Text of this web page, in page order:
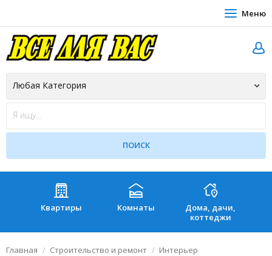
Меню
Квартиры Комнаты
Дома, дачи,
коттеджи
Главная Строительство и ремонт Интерьер